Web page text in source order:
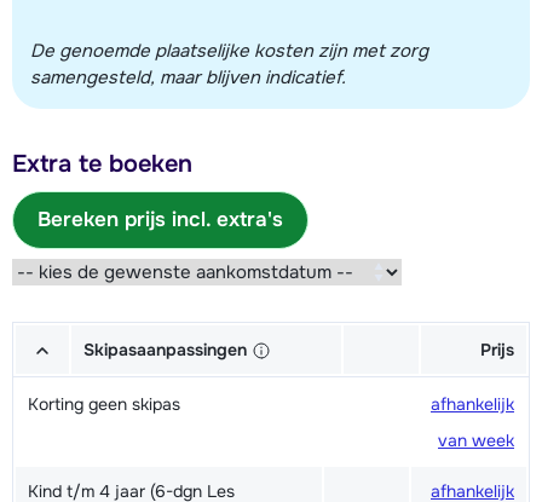
De genoemde plaatselijke kosten zijn met zorg
samengesteld, maar blijven indicatief.
Extra te boeken
Bereken prijs incl. extra's
Skipasaanpassingen Prijs
Korting geen skipas
afhankelijk
van week
Kind t/m 4 jaar (6-dgn Les
afhankelijk